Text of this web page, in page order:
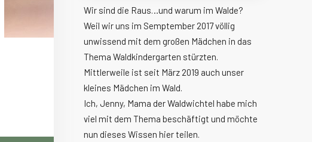
Wir sind die Raus…und warum im Walde?
Weil wir uns im Semptember 2017 völlig
unwissend mit dem großen Mädchen in das
Thema Waldkindergarten stürzten.
Mittlerweile ist seit März 2019 auch unser
kleines Mädchen im Wald.
Ich, Jenny, Mama der Waldwichtel habe mich
viel mit dem Thema beschäftigt und möchte
nun dieses Wissen hier teilen.